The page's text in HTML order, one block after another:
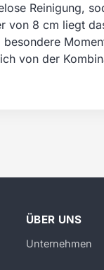
Reinigung,
8 cm liegt
von der
ÜBER UNS
Unternehmen